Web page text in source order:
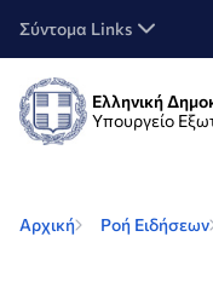
Σύντομα Links
Ελληνική
Υπουργείο
Αρχική Ροή Ειδήσεων